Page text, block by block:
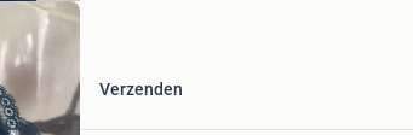
Verzenden